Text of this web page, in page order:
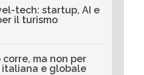
tech: startup, AI e
il turismo
corre, ma non per
e globale